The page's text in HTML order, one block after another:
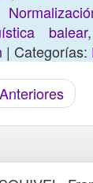
balear
| Categorías:
Anteriores